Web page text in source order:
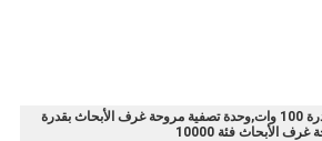
وحدة فلترة مروحة FFU بقدرة 100 وات,وحدة تصفية مروحة غرف الأبحاث بقدرة